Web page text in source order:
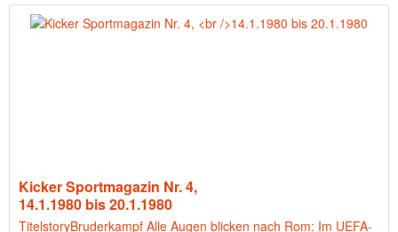
Kicker Sportmagazin Nr. 4,
14.1.1980 bis 20.1.1980
TitelstoryBruderkampf Alle Augen blicken nach Rom: Im UEFA-